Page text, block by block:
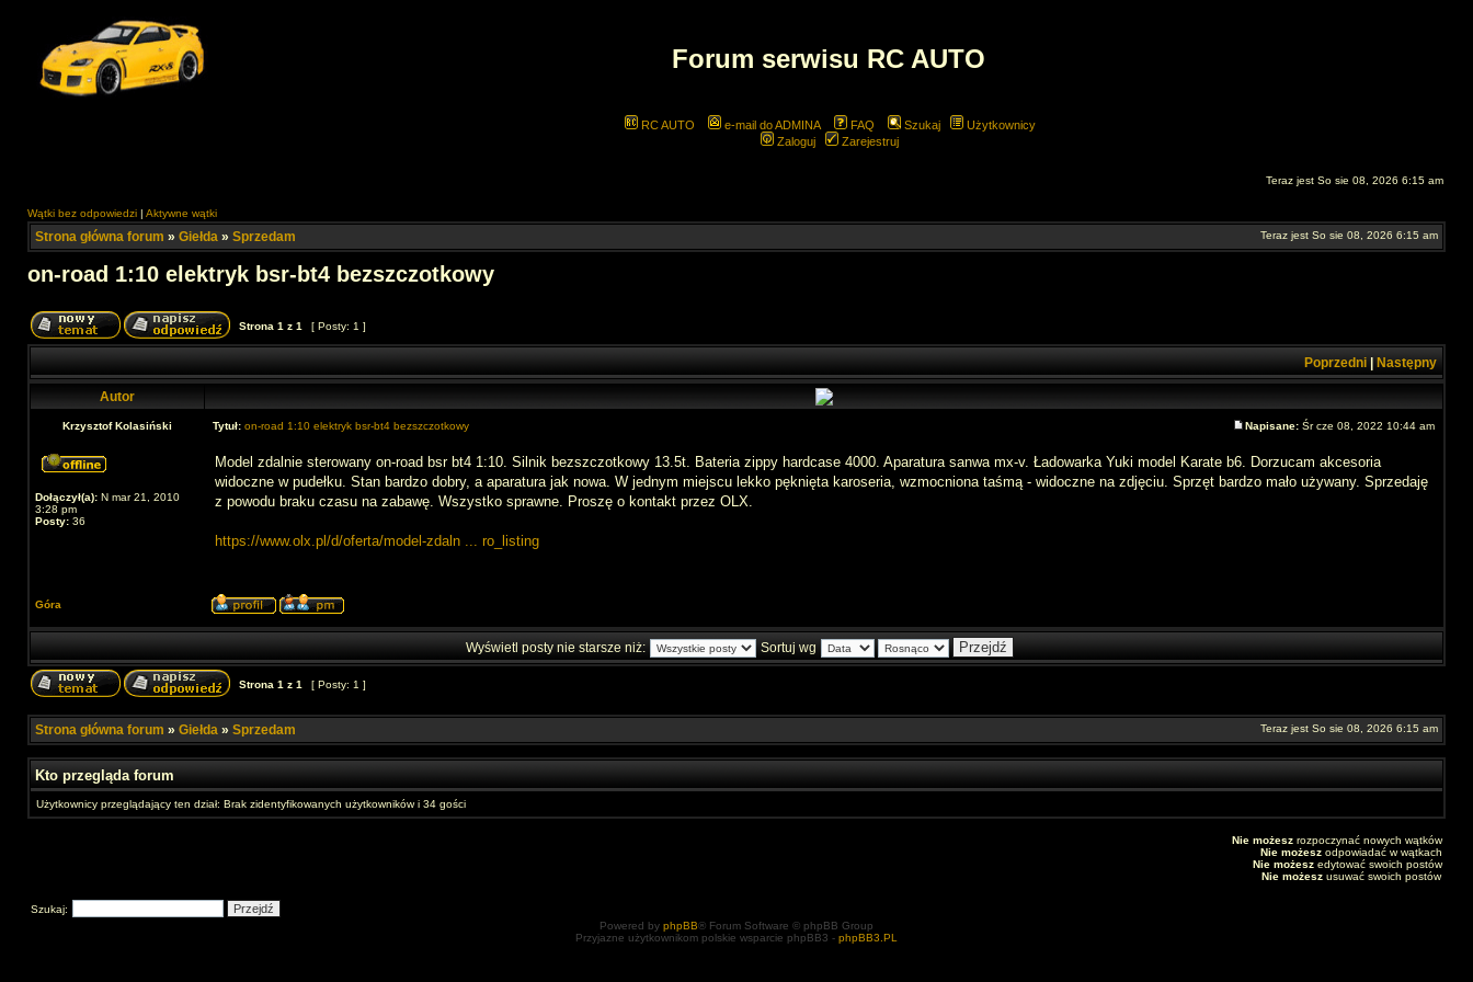
Forum serwisu RC AUTO
RC AUTO e-mail do ADMINA FAQ Szukaj
Użytkownicy
Zaloguj
Zarejestruj
Teraz jest So sie 08, 2026 6:15 am
Wątki bez odpowiedzi | Aktywne wątki
Strona główna forum » Giełda » Sprzedam Teraz jest So sie 08, 2026 6:15 am
on-road 1:10 elektryk bsr-bt4 bezszczotkowy
Strona 1 z 1 [ Posty: 1 ]
Poprzedni Następny
Autor
Krzysztof Kolasiński Tytuł: on-road 1:10 elektryk bsr-bt4 bezszczotkowy Napisane: Śr cze 08, 2022 10:44 am
Dołączył(a): N mar 21, 2010
3:28 pm
Posty: 36
Model zdalnie sterowany on-road bsr bt4 1:10. Silnik bezszczotkowy 13.5t. Bateria zippy hardcase 4000. Aparatura sanwa mx-v. Ładowarka Yuki model Karate b6. Dorzucam akcesoria
widoczne w pudełku. Stan bardzo dobry, a aparatura jak nowa. W jednym miejscu lekko pęknięta karoseria, wzmocniona taśmą - widoczne na zdjęciu. Sprzęt bardzo mało używany. Sprzedaję
z powodu braku czasu na zabawę. Wszystko sprawne. Proszę o kontakt przez OLX.
https://www.olx.pl/d/oferta/model-zdaln ... ro_listing
Góra
Wyświetl posty nie starsze niż: Sortuj wg
Strona 1 z 1 [ Posty: 1 ]
Strona główna forum » Giełda » Sprzedam Teraz jest So sie 08, 2026 6:15 am
Kto przegląda forum
Użytkownicy przeglądający ten dział: Brak zidentyfikowanych użytkowników i 34 gości
Nie możesz rozpoczynać nowych wątków
Nie możesz odpowiadać w wątkach
Nie możesz edytować swoich postów
Nie możesz usuwać swoich postów
Szukaj:
Powered by phpBB® Forum Software © phpBB Group
Przyjazne użytkownikom polskie wsparcie phpBB3 - phpBB3.PL